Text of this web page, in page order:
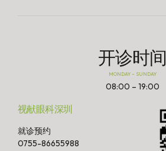
开诊时间
MONDAY – SUNDAY
08:00 – 19:00
视献眼科深圳
就诊预约
0755-86655988